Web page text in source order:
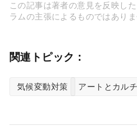
この記事は著者の意見を反映し
ラムの主張によるものではありま
関連トピック：
気候変動対策 アートとカル